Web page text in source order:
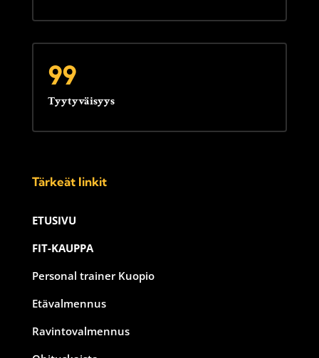
99
Tyytyväisyys
Tärkeät linkit
ETUSIVU
FIT-KAUPPA
Personal trainer Kuopio
Etävalmennus
Ravintovalmennus